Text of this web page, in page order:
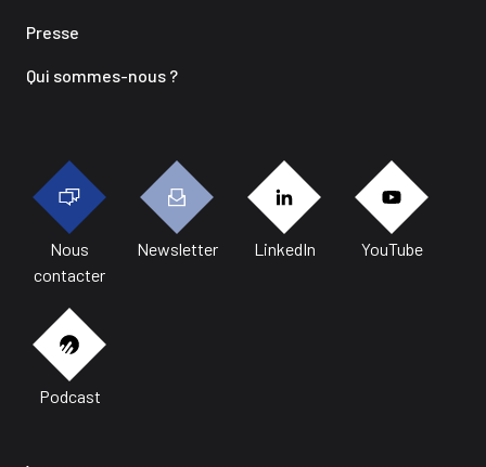
Presse
Qui sommes-nous ?
Nous
contacter
Newsletter LinkedIn YouTube
Podcast